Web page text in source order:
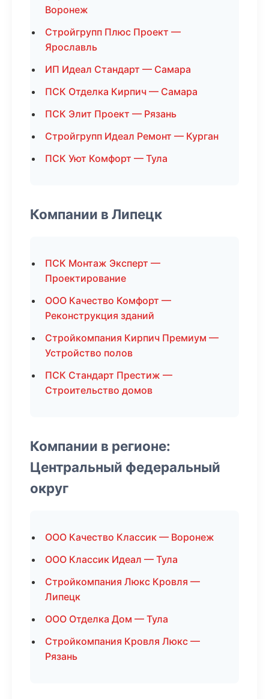
Воронеж
Стройгрупп Плюс Проект —
Ярославль
ИП Идеал Стандарт — Самара
ПСК Отделка Кирпич — Самара
ПСК Элит Проект — Рязань
Стройгрупп Идеал Ремонт — Курган
ПСК Уют Комфорт — Тула
Компании в Липецк
ПСК Монтаж Эксперт —
Проектирование
ООО Качество Комфорт —
Реконструкция зданий
Стройкомпания Кирпич Премиум —
Устройство полов
ПСК Стандарт Престиж —
Строительство домов
Компании в регионе:
Центральный федеральный
округ
ООО Качество Классик — Воронеж
ООО Классик Идеал — Тула
Стройкомпания Люкс Кровля —
Липецк
ООО Отделка Дом — Тула
Стройкомпания Кровля Люкс —
Рязань